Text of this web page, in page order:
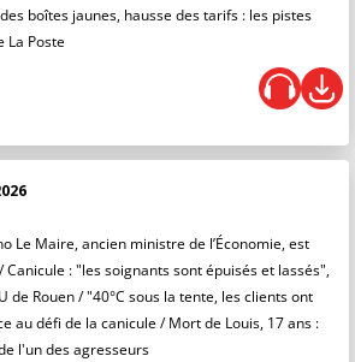
boîtes jaunes, hausse des tarifs : les pistes
La Poste
Le Maire, ancien ministre de l’Économie, est
: "les soignants sont épuisés et lassés",
de Rouen / "40°C sous la tente, les clients ont
au défi de la canicule / Mort de Louis, 17 ans :
l'un des agresseurs